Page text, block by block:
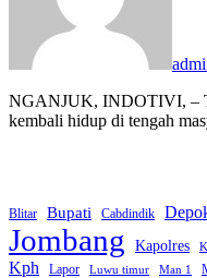
NGANJUK, INDOTIVI, – Tradisi budaya dan kearifan lokal
kembali hidup di tengah
Blitar Bupati Cabdindik
Jombang Kapolres
Kph Lapor Luwu timur Man 1